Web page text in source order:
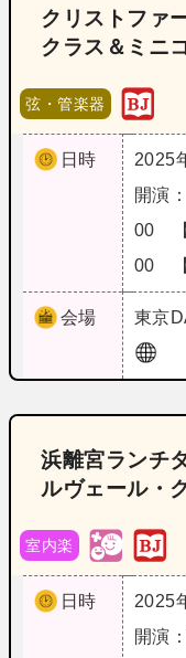
クリストファ
クラス＆ミニ
弦・管楽器
日時
2025
開演
00 【
00 【
会場 東京
浜離宮ランチ
ルヴェール・
室内楽
日時
2025
開演